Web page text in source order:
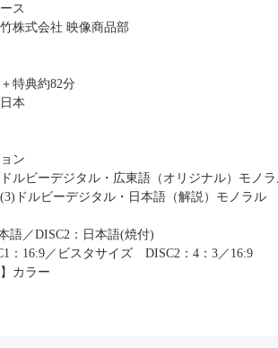
ス
株式会社 映像商品部
特典約82分
本
ン
ドルビーデジタル・広東語（オリジナル）モ
ドルビーデジタル・日本語（解説）モノラル
語／DISC2：日本語(焼付)
：16:9／ビスタサイズ DISC2：4：3／16:9
カラー